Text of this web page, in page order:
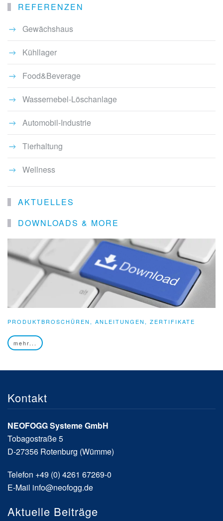
REFERENZEN
Gewächshaus
Kühllager
Food&Beverage
Wassernebel-Löschanlage
Automobil-Industrie
Tierhaltung
Wellness
AKTUELLES
DOWNLOADS & MORE
PRODUKTBROSCHÜREN, ANLEITUNGEN, ZERTIFIKATE
mehr...
Kontakt
NEOFOGG Systeme GmbH
Tobagostraße 5
D-27356 Rotenburg (Wümme)
Telefon +49 (0) 4261 67269-0
E-Mail info@neofogg.de
Aktuelle Beiträge